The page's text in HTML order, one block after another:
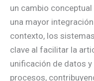
un cambio
una mayor
contexto, los
clave al facilitar la
unificación de datos
procesos,